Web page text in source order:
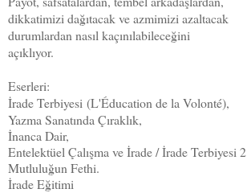
dikkatimizi dağıtacak ve azmimizi azaltacak
durumlardan nasıl kaçınılabileceğini
açıklıyor.
Eserleri:
İrade Terbiyesi (L'Éducation de la Volonté),
Yazma Sanatında Çıraklık,
İnanca Dair,
Entelektüel Çalışma ve İrade / İrade Terbiyesi 2
Mutluluğun Fethi.
İrade Eğitimi